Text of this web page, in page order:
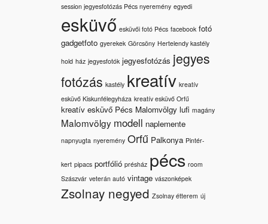
session jegyesfotózás Pécs nyeremény egyedi
esküvő esküvői fotó Pécs facebook fotó
gadgetfoto gyerekek Görcsöny Hertelendy kastély
hold ház jegyesfotók jegyesfotózás jegyes
fotózás kastély kreatív kreatív
esküvő Kiskunfélegyháza kreatív esküvő Orfű
kreatív esküvő Pécs Malomvölgy lufi magány
Malomvölgy modell naplemente
napnyugta nyeremény Orfű Palkonya Pintér-
kert pipacs portfólió présház pécs room
Szászvár veterán autó vintage vászonképek
Zsolnay negyed Zsolnay étterem új